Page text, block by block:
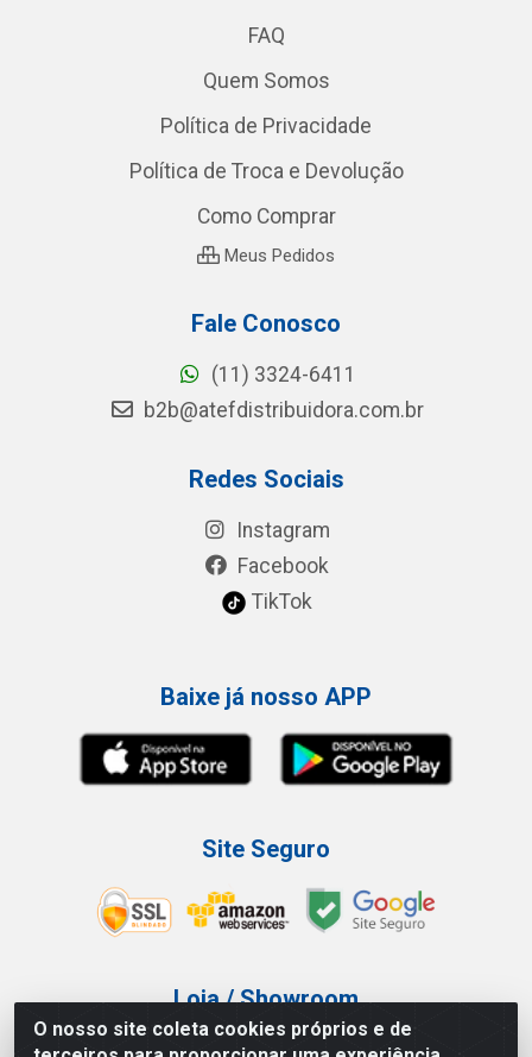
O nosso site coleta cookies próprios e de
FAQ
Quem Somos
Política de Privacidade
Política de Troca e Devolução
Como Comprar
Meus Pedidos
Fale Conosco
(11) 3324-6411
b2b@atefdistribuidora.com.br
Redes Sociais
Instagram
Facebook
TikTok
Baixe já nosso APP
Site Seguro
Loja / Showroom
Tel.: (11) 3227-0546